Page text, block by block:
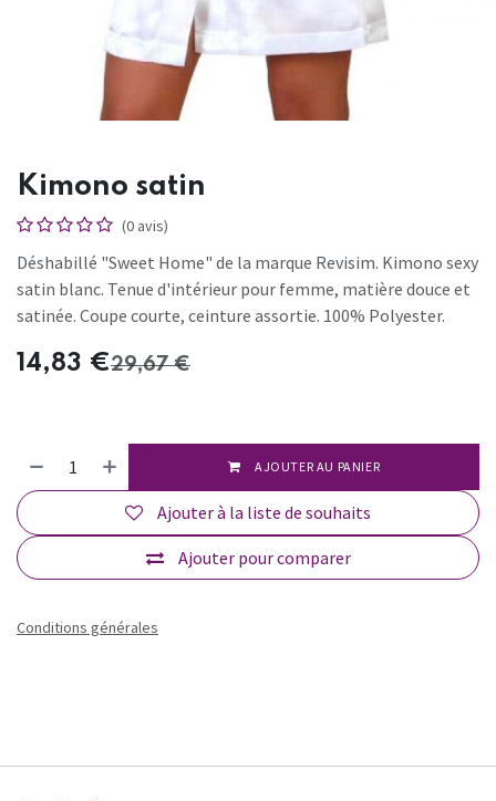
Kimono satin
(0 avis)
Déshabillé "Sweet Home" de la marque Revisim. Kimono sexy
satin blanc. Tenue d'intérieur pour femme, matière douce et
satinée. Coupe courte, ceinture assortie. 100% Polyester.
14,83 €29,67€
AJOUTER AU PANIER
Ajouter pour comparer
Ajouter à la liste de souhaits
Conditions générales